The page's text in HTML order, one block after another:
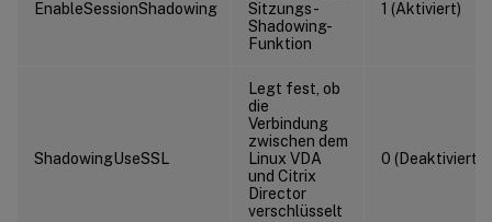
EnableSessionShadowing
Sitzungs-
Shadowing-
Funktion
1 (Aktiviert)
ShadowingUseSSL
Legt fest, ob
die
Verbindung
zwischen dem
Linux VDA
und Citrix
Director
verschlüsselt
0 (Deaktiviert)